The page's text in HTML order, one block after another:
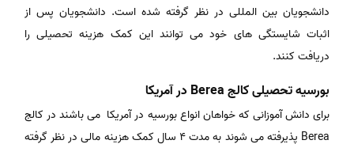
دانشجویان بین المللی در نظر گرفته شده است. دانشجویان پس از
اثبات شایستگی های خود می توانند این کمک هزینه تحصیلی را
دریافت کنند.
بورسیه تحصیلی کالج Berea در آمریکا
برای دانش آموزانی که خواهان انواع بورسیه در آمریکا می باشند در کالج
Berea پذیرفته می شوند به مدت ۴ سال کمک هزینه مالی در نظر گرفته